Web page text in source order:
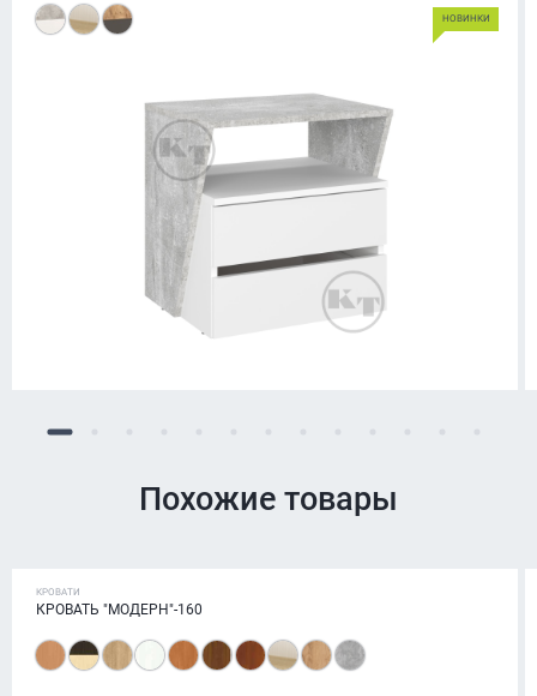
НОВИНКИ
Похожие товары
КРОВАТИ
КРОВАТЬ "МОДЕРН"-160